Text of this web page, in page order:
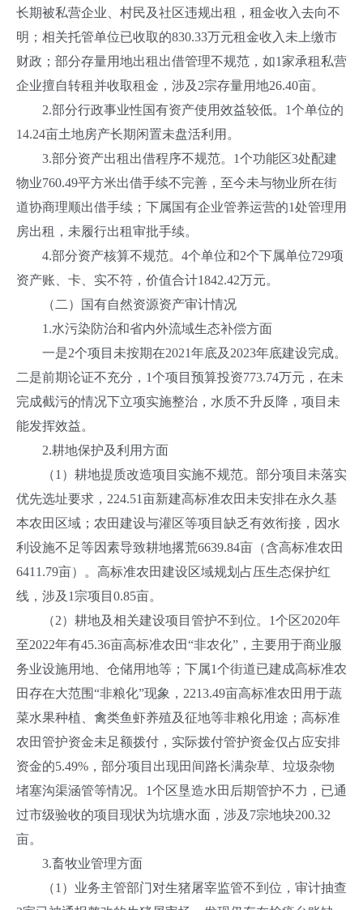
长期被私营企业、村民及社区违规出租，租金收入去向不
明；相关托管单位已收取的830.33万元租金收入未上缴市
财政；部分存量用地出租出借管理不规范，如1家承租私营
企业擅自转租并收取租金，涉及2宗存量用地26.40亩。
2.部分行政事业性国有资产使用效益较低。1个单位的
14.24亩土地房产长期闲置未盘活利用。
3.部分资产出租出借程序不规范。1个功能区3处配建
物业760.49平方米出借手续不完善，至今未与物业所在街
道协商理顺出借手续；下属国有企业管养运营的1处管理用
房出租，未履行出租审批手续。
4.部分资产核算不规范。4个单位和2个下属单位729项
资产账、卡、实不符，价值合计1842.42万元。
（二）国有自然资源资产审计情况
1.水污染防治和省内外流域生态补偿方面
一是2个项目未按期在2021年底及2023年底建设完成。
二是前期论证不充分，1个项目预算投资773.74万元，在未
完成截污的情况下立项实施整治，水质不升反降，项目未
能发挥效益。
2.耕地保护及利用方面
（1）耕地提质改造项目实施不规范。部分项目未落实
优先选址要求，224.51亩新建高标准农田未安排在永久基
本农田区域；农田建设与灌区等项目缺乏有效衔接，因水
利设施不足等因素导致耕地撂荒6639.84亩（含高标准农田
6411.79亩）。高标准农田建设区域规划占压生态保护红
线，涉及1宗项目0.85亩。
（2）耕地及相关建设项目管护不到位。1个区2020年
至2022年有45.36亩高标准农田“非农化”，主要用于商业服
务业设施用地、仓储用地等；下属1个街道已建成高标准农
田存在大范围“非粮化”现象，2213.49亩高标准农田用于蔬
菜水果种植、禽类鱼虾养殖及征地等非粮化用途；高标准
农田管护资金未足额拨付，实际拨付管护资金仅占应安排
资金的5.49%，部分项目出现田间路长满杂草、垃圾杂物
堵塞沟渠涵管等情况。1个区垦造水田后期管护不力，已通
过市级验收的项目现状为坑塘水面，涉及7宗地块200.32
亩。
3.畜牧业管理方面
（1）业务主管部门对生猪屠宰监管不到位，审计抽查